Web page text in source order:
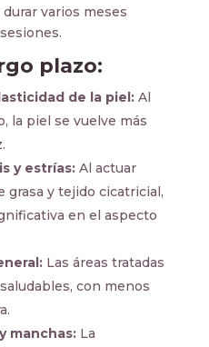
varios meses
plazo:
de la piel:Al
la piel se vuelve más
y estrías:Al actuar
grasa y tejido cicatricial,
en el aspecto
Las áreas tratadas
con menos
manchas:La